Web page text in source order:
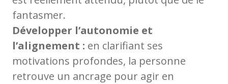
fantasmer.
Développer l’autonomie et
l’alignement : en clarifiant ses
motivations profondes, la personne
retrouve un ancrage pour agir en